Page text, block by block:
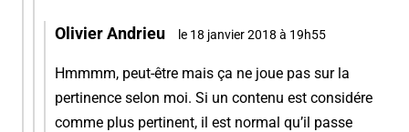
Olivier Andrieu le 18 janvier 2018 à 19h55
Hmmmm, peut-être mais ça ne joue pas sur la
pertinence selon moi. Si un contenu est considére
comme plus pertinent, il est normal qu’il passe